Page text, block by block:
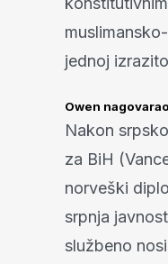
jednoj
Owen
Nakon
za BiH
norveški
srpnja
službeno